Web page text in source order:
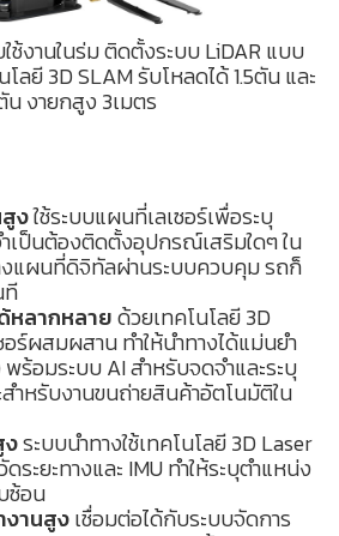
ช้งานในร่ม ติดตั้งระบบ LiDAR แบบ
โลยี 3D SLAM รับโหลดได้ 1.5ตัน และ
น งายกสูง 3เมตร
งใช้ระบบแผนที่เลเซอร์เพื่อระบุ
เป็นต้องติดตั้งอุปกรณ์เสริมใดๆ ใน
แผนที่ดิจิทัลผ่านระบบควบคุม รถก็
ที
หลากหลายด้วยเทคโนโลยี 3D
อร์ผสมผสาน ทำให้นำทางได้แม่นยำ
ร้อมระบบ AI สำหรับจดจำและระบุ
ำหรับงานขนถ่ายสินค้าอัตโนมัติใน
งระบบนำทางใช้เทคโนโลยี 3D Laser
ระยะทางและ IMU ทำให้ระบุตำแหน่ง
ซ้อน
งานสูงเชื่อมต่อได้กับระบบจัดการ